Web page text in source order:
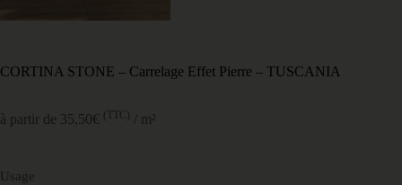
CORTINA STONE – Carrelage Effet Pierre – TUSCANIA
à partir de 35,50€ (TTC) / m²
Usage